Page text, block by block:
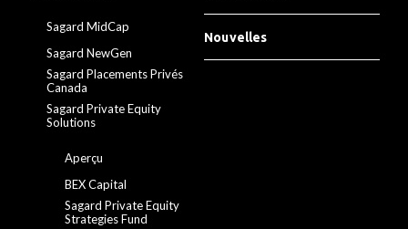
Sagard MidCap
Sagard NewGen
Sagard Placements Privés
Canada
Sagard Private Equity
Solutions
Aperçu
BEX Capital
Sagard Private Equity
Strategies Fund
Nouvelles